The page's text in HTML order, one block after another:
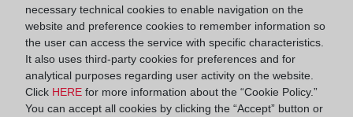
Address:
necessary technical cookies to enable navigation on the
website and preference cookies to remember information so
the user can access the service with specific characteristics.
It also uses third-party cookies for preferences and for
analytical purposes regarding user activity on the website.
Click HERE for more information about the “Cookie Policy.”
You can accept all cookies by clicking the “Accept” button or